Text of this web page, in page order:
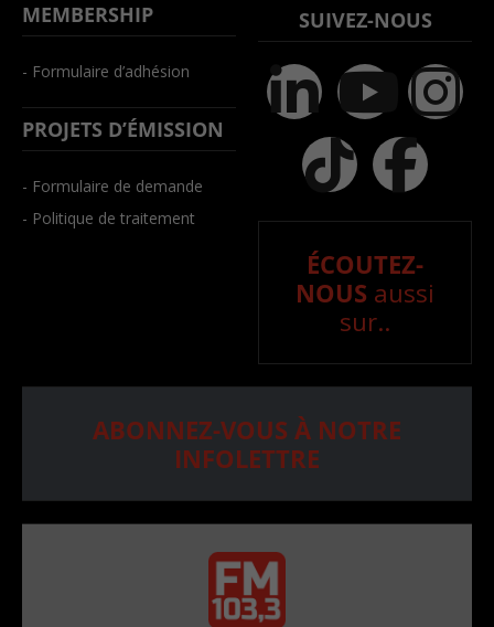
MEMBERSHIP
- Formulaire d’adhésion
PROJETS D’ÉMISSION
- Formulaire de demande
- Politique de traitement
SUIVEZ-NOUS
ÉCOUTEZ-
NOUS aussi
sur..
ABONNEZ-VOUS À NOTRE
INFOLETTRE